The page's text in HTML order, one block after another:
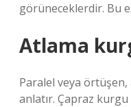
görüneceklerdir. Bu
Atlama
Paralel veya örtüşen,
anlatır. Çapraz